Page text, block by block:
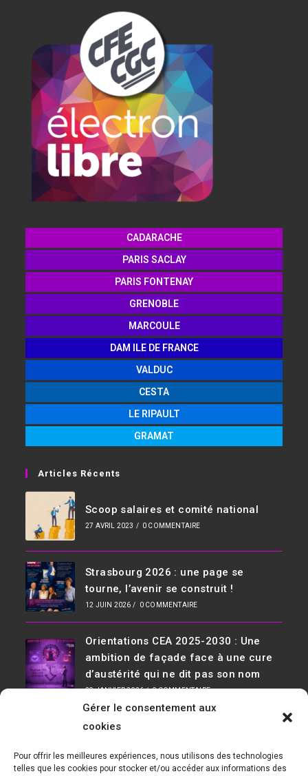
Gérer le consentement aux
cookies
Pour offrir les meilleures expériences, nous utilisons des technologies
telles que les cookies pour stocker et/ou accéder aux informations des
CADARACHE
PARIS SACLAY
PARIS FONTENAY
GRENOBLE
MARCOULE
DAM ILE DE FRANCE
VALDUC
CESTA
LE RIPAULT
GRAMAT
Articles Récents
Scoop salaires et comité national
27 AVRIL 2023 / 0 COMMENTAIRE
Strasbourg 2026 : une page se
tourne, l’avenir se construit !
12 JUIN 2026 / 0 COMMENTAIRE
Orientations CEA 2025-2030 : Une
ambition de façade face à une cure
d’austérité qui ne dit pas son nom
29 JANVIER 2026 / 0 COMMENTAIRE
D36, 91190 Saclay Bât 534